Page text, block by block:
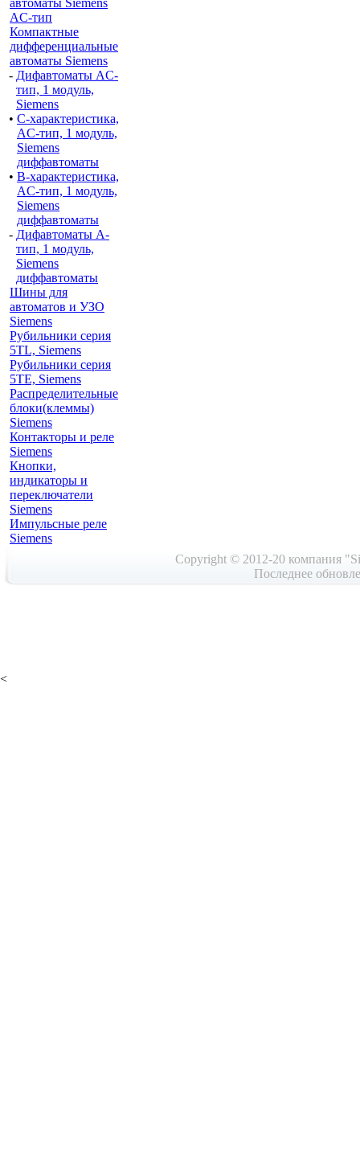
автоматы Siemens
AС-тип
Компактные
дифференциальные
автоматы Siemens
- Дифавтоматы AC-
тип, 1 модуль,
Siemens
• С-характеристика,
AC-тип, 1 модуль,
Siemens
диффавтоматы
• B-характеристика,
AC-тип, 1 модуль,
Siemens
диффавтоматы
- Дифавтоматы A-
тип, 1 модуль,
Siemens
диффавтоматы
Шины для
автоматов и УЗО
Siemens
Рубильники серия
5TL, Siemens
Рубильники серия
5TE, Siemens
Распределительные
блоки(клеммы)
Siemens
Контакторы и реле
Siemens
Кнопки,
индикаторы и
переключатели
Siemens
Импульсные реле
Siemens
Copyright © 2012-20 компания
Последнее
<